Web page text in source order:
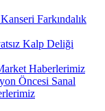
Farkındalık
Kalp Deliği
Haberlerimiz
Öncesi Sanal